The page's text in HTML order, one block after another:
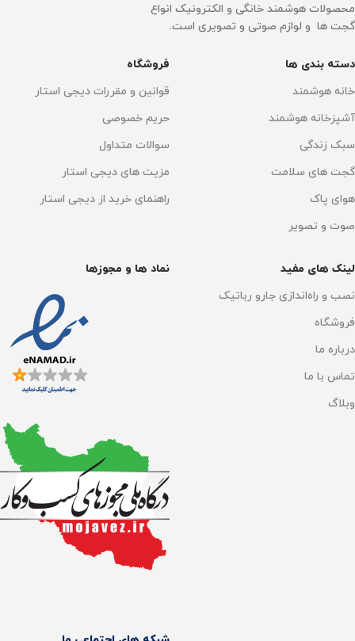
99.99٪ باکتری‌ها را از بین می‌برد
,
تعداد اشیا قابل شناسایی
240 عدد
نقشه کشی سه بعدی
تنظیم آب خروجی دارد
هوش مصنوعی
تعداد اشیا قابل شناسایی
200 عدد
نقشه کشی سه بعدی
دارد
هوش مصنوعی تشخیص
اجسام
دارد
پخش خودکار مواد شوینده
محصولات هوشمند خانگی و الکترونیک انواع
گجت ها و لوازم صوتی و تصویری است.
دسته بندی ها
خانه هوشمند
آشپزخانه هوشمند
سبک زندگی
گجت های سلامت
هوای پاک
صوت و تصویر
فروشگاه
قوانین و مقررات دیجی استار
حریم خصوصی
سوالات متداول
مزیت های دیجی استار
راهنمای خرید از دیجی استار
لینک های مفید
نصب و راه‌اندازی جارو رباتیک
فروشگاه
درباره ما
تماس با ما
وبلاگ
نماد ها و مجوزها